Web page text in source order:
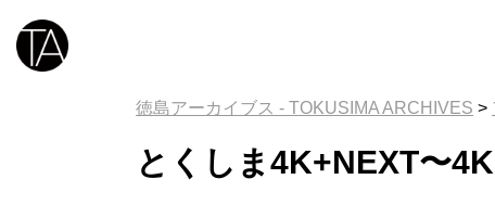
徳島アーカイブス - TOKUSIMA ARCHIVES >
とくしま4K+NEXT〜